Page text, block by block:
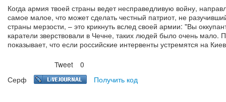
Когда армия твоей страны ведет несправедливую войну,
самое малое, что может сделать честный патриот, не
страны мерзости, – это крикнуть вслед своей армии: "Вы
каратели зверствовали в Чечне, таких людей было очень
показывает, что если российские интервенты устремятся на
Tweet
0
Серф
Получить код